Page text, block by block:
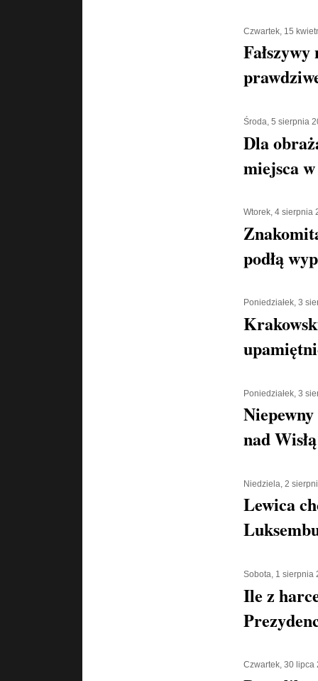
Czwartek, 15
Środa, 5 sierpnia
Dla
miejsca
Wtorek, 4 sierpnia
podłą
Poniedziałek, 3
Poniedziałek, 3
nad Wisłą
Niedziela, 2
Lewica
Sobota, 1 sierpnia
Ile z
Czwartek, 30 lipca